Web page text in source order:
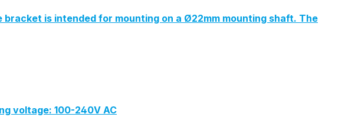
is intended for mounting on a Ø22mm mounting shaft. The
voltage: 100-240V AC